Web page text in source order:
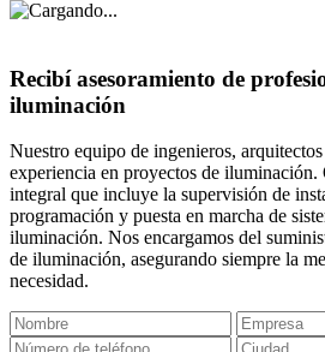
Recibí asesoramiento de
iluminación
Nuestro equipo de ingenieros,
experiencia en proyectos de iluminación.
integral que incluye la supervisión de
programación y puesta en marcha de
iluminación. Nos encargamos del
de iluminación, asegurando siempre la
necesidad.